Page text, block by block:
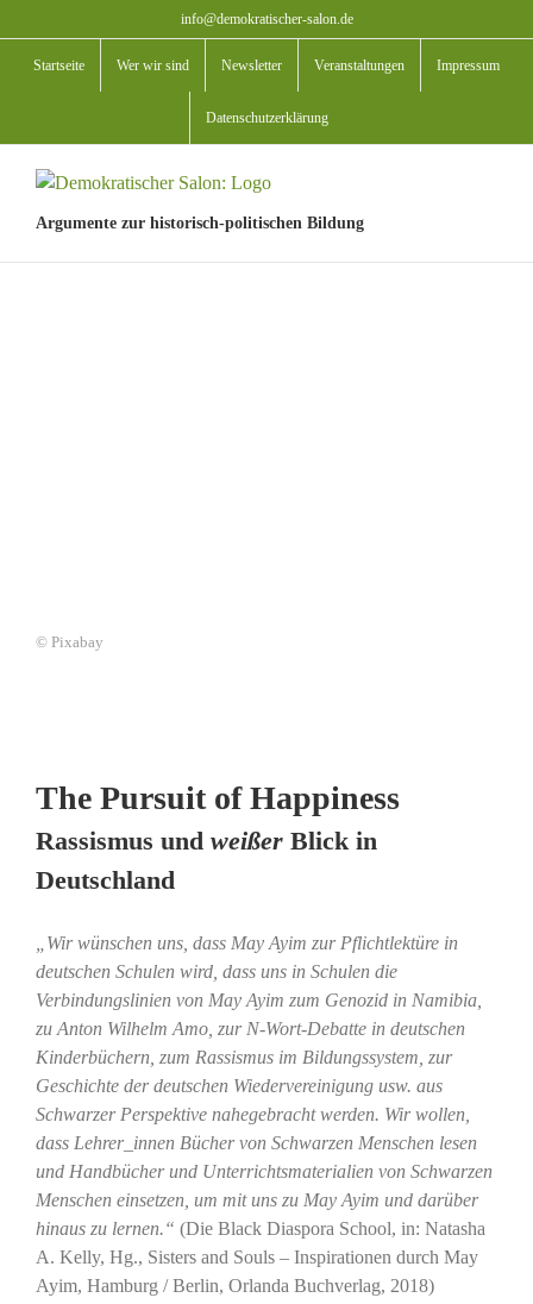
Inhalt
springen
info@demokratischer-salon.de
Startseite Wer wir sind Newsletter Veranstaltungen Impressum
Datenschutzerklärung
Argumente zur historisch-politischen Bildung
© Pixabay
The Pursuit of Happiness
Rassismus und weißerBlick in
Deutschland
„Wir wünschen uns, dass May Ayim zur Pflichtlektüre in
deutschen Schulen wird, dass uns in Schulen die
Verbindungslinien von May Ayim zum Genozid in Namibia,
zu Anton Wilhelm Amo, zur N-Wort-Debatte in deutschen
Kinderbüchern, zum Rassismus im Bildungssystem, zur
Geschichte der deutschen Wiedervereinigung usw. aus
Schwarzer Perspektive nahegebracht werden. Wir wollen,
dass Lehrer_innen Bücher von Schwarzen Menschen lesen
und Handbücher und Unterrichtsmaterialien von Schwarzen
Menschen einsetzen, um mit uns zu May Ayim und darüber
hinaus zu lernen.“ (Die Black Diaspora School, in: Natasha
A. Kelly, Hg., Sisters and Souls – Inspirationen durch May
Ayim, Hamburg / Berlin, Orlanda Buchverlag, 2018)